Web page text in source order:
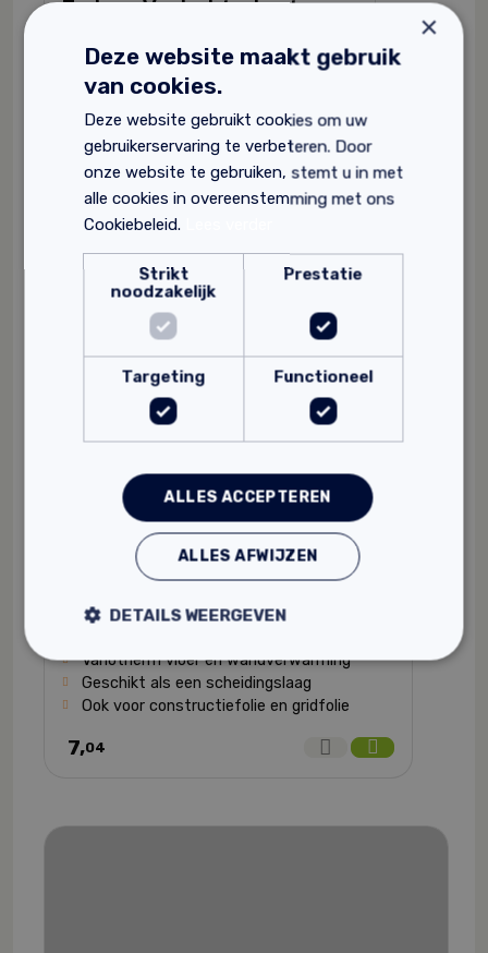
Technea Verdeelsteel met spaan
+ stang
Snel en eenvoudig
26,70
Technea Variotherm Variokomp tape
Variotherm vloer en wandverwarming
Geschikt als een scheidingslaag
Ook voor constructiefolie en gridfolie
7,04
×
Deze website maakt gebruik
van cookies.
Deze website gebruikt cookies om uw
gebruikerservaring te verbeteren. Door
onze website te gebruiken, stemt u in met
alle cookies in overeenstemming met ons
Cookiebeleid.
Strikt
noodzakelijk
Prestatie
Targeting Functioneel
ALLES ACCEPTEREN
ALLES AFWIJZEN
DETAILS WEERGEVEN